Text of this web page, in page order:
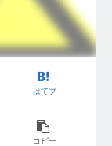
はてブ
コピー